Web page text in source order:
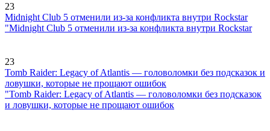
23
Midnight Club 5 отменили из-за конфликта внутри Rockstar
"Midnight Club 5 отменили из-за конфликта внутри Rockstar
23
Tomb Raider: Legacy of Atlantis — головоломки без подсказок и
ловушки, которые не прощают ошибок
"Tomb Raider: Legacy of Atlantis — головоломки без подсказок
и ловушки, которые не прощают ошибок